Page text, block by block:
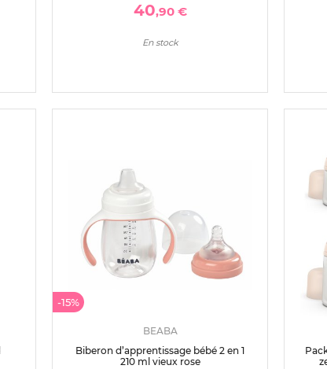
40,90 €
En stock
-15%
BEABA
Biberon d’apprentissage bébé 2 en 1
210 ml vieux rose